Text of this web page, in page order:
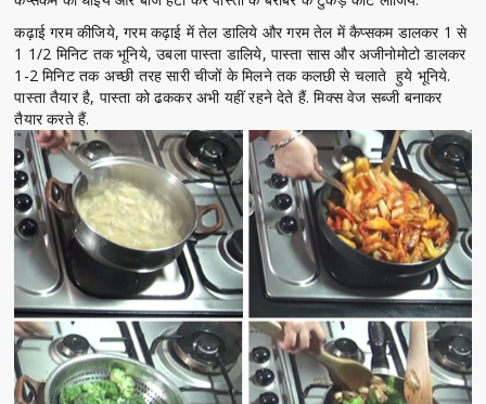
कढ़ाई गरम कीजिये, गरम कढ़ाई में तेल डालिये और गरम तेल में कैप्सकम डालकर 1 से
1 1/2 मिनिट तक भूनिये, उबला पास्ता डालिये, पास्ता सास और अजीनोमोटो डालकर
1-2 मिनिट तक अच्छी तरह सारी चीजों के मिलने तक कलछी से चलाते हुये भूनिये.
पास्ता तैयार है, पास्ता को ढककर अभी यहीं रहने देते हैं. मिक्स वेज सब्जी बनाकर
तैयार करते हैं.